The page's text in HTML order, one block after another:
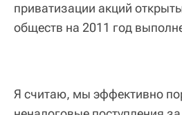
приватизации акций
обществ на 2011 год
Я считаю, мы эффективно